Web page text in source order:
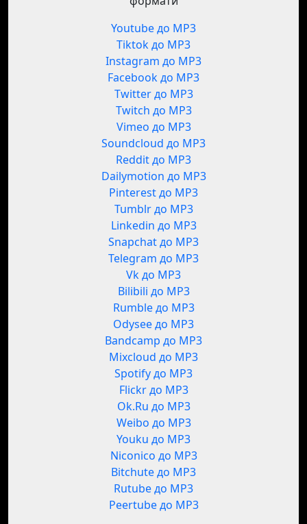
Youtube до MP3
Tiktok до MP3
Instagram до MP3
Facebook до MP3
Twitter до MP3
Twitch до MP3
Vimeo до MP3
Soundcloud до MP3
Reddit до MP3
Dailymotion до MP3
Pinterest до MP3
Tumblr до MP3
Linkedin до MP3
Snapchat до MP3
Telegram до MP3
Vk до MP3
Bilibili до MP3
Rumble до MP3
Odysee до MP3
Bandcamp до MP3
Mixcloud до MP3
Spotify до MP3
Flickr до MP3
Ok.Ru до MP3
Weibo до MP3
Youku до MP3
Niconico до MP3
Bitchute до MP3
Rutube до MP3
Peertube до MP3